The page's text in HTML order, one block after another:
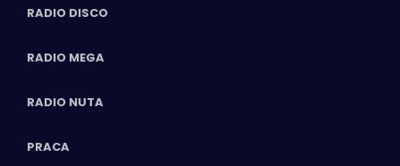
RADIO DISCO
RADIO MEGA
RADIO NUTA
PRACA